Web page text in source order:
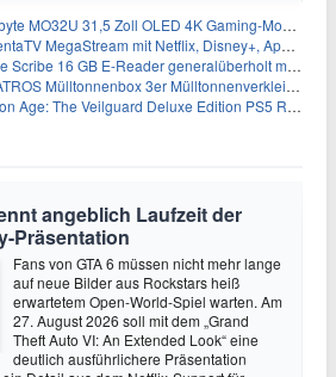
MO32U 31,5 Zoll OLED 4K Gaming-Monitor für 549€
MegaStream mit Netflix, Disney+, Apple TV+ & RTL+ für 30€/Monat (effektiv 20,83€/Monat)
16 GB E-Reader generalüberholt mit Eingabestift für 197,99€
Mülltonnenbox 3er Mülltonnenverkleidung aus Metall für 577,15€
Age: The Veilguard Deluxe Edition PS5 Rollenspiel für 13,76€
angeblich Laufzeit der
Präsentation
Fans von GTA 6 müssen nicht mehr lange
auf neue Bilder aus Rockstars heiß
erwartetem Open-World-Spiel warten. Am
27. August 2026 soll mit dem „Grand
Theft Auto VI: An Extended Look“ eine
deutlich ausführlichere Präsentation